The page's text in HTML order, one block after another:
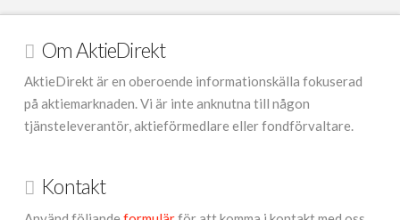
Om AktieDirekt
AktieDirekt är en oberoende informationskälla fokuserad
på aktiemarknaden. Vi är inte anknutna till någon
tjänsteleverantör, aktieförmedlare eller fondförvaltare.
Kontakt